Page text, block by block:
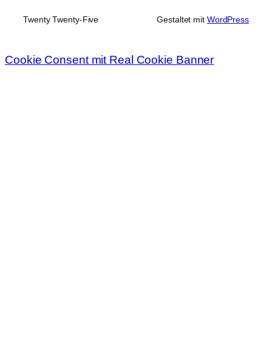
Twenty Twenty-Five Gestaltet mit WordPress
Cookie Consent mit Real Cookie Banner